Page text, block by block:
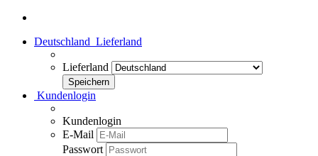
Deutschland Lieferland
Lieferland
Kundenlogin
Kundenlogin
E-Mail
Passwort